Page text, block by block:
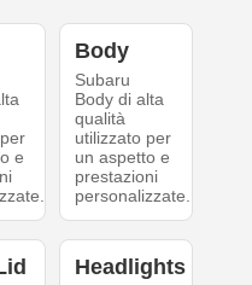
e
Body
Subaru
Body di alta
qualità
utilizzato per
un aspetto e
prestazioni
personalizzate.
Headlights